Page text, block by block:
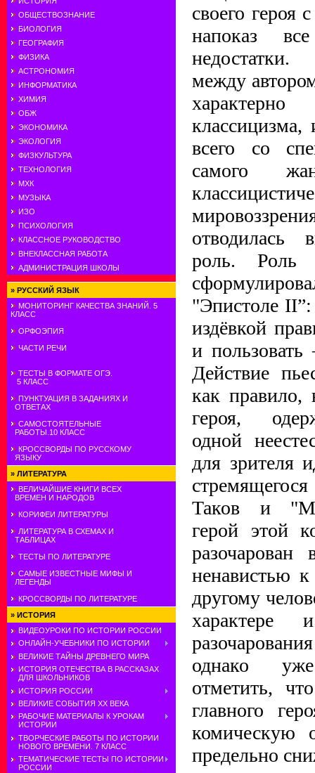
ОБЩЕСТВОЗНАНИЕ
БИОЛОГИЯ
ГЕОГРАФИЯ
ФИЗИКА
АСТРОНОМИЯ
ИНФОРМАТИКА
ХИМИЯ
ОБЖ
ЭКОНОМИКА
ЭКОЛОГИЯ
ФИЗКУЛЬТУРА
ТЕХНОЛОГИЯ
МХК
МУЗЫКА
ИЗО
ПСИХОЛОГИЯ
КЛАССНОЕ РУКОВОДСТВО
ВНЕКЛАССНАЯ РАБОТА
АДМИНИСТРАЦИЯ ШКОЛЫ
» РУССКИЙ ЯЗЫК
МОНИТОРИНГ КАЧЕСТВА ЗНАНИЙ. 5
КЛАСС
ОРФОЭПИЯ
ЧАСТИ РЕЧИ
ТЕСТЫ В ФОРМАТЕ ОГЭ.
5 КЛАСС
ПУНКТУАЦИЯ В ЗАДАНИЯХ И
ОТВЕТАХ
САМОСТОЯТЕЛЬНЫЕ
РАБОТЫ.10 КЛАСС
КРОССВОРДЫ ПО РУССКОМУ
ЯЗЫКУ
» ЛИТЕРАТУРА
ВЕЛИЧАЙШИЕ КНИГИ ВСЕХ
ВРЕМЕН И НАРОДОВ
КОРИФЕИ ЛИТЕРАТУРЫ
ЛИТЕРАТУРА В СХЕМАХ И
ТАБЛИЦАХ
ТЕСТЫ ПО ЛИТЕРАТУРЕ
САМЫЕ ИЗВЕСТНЫЕ МИФЫ И
ЛЕГЕНДЫ
КРОССВОРДЫ ПО ЛИТЕРАТУРЕ
» ИСТОРИЯ
ВИДЕОУРОКИ ПО ИСТОРИИ РОССИИ
ОНЛАЙН-УЧЕБНИКИ ПО ИСТОРИИ
ВЕЛИКИЕ ТАЙНЫ ДРЕВНЕГО МИРА
ИСТОРИЯ ОТЕЧЕСТВА В РАССКАЗАХ
ДЛЯ ШКОЛЬНИКОВ
ИСТОРИЯ РОССИИ
ВЕЛИКИЕ СОБЫТИЯ ХХ ВЕКА
РАБОЧИЕ МАТЕРИАЛЫ К УРОКАМ
ИСТОРИИ
ТВОРЧЕСКИЕ РАБОТЫ ПО ИСТОРИИ
НОВОГО ВРЕМЕНИ. 7 КЛАСС
ТЕМАТИЧЕСКИЕ ТЕСТЫ ПО ИСТОРИИ
РОССИИ
своего героя
напоказ
между
классицизма,
всего со
самого
отводилась
роль. Роль
"Эпистоле
издёвкой
и
Действие
как правило,
героя,
одной
для зрителя
Таков и
герой этой
ненавистью
другому
характере
однако
отметить,
главного
комическую
предельно